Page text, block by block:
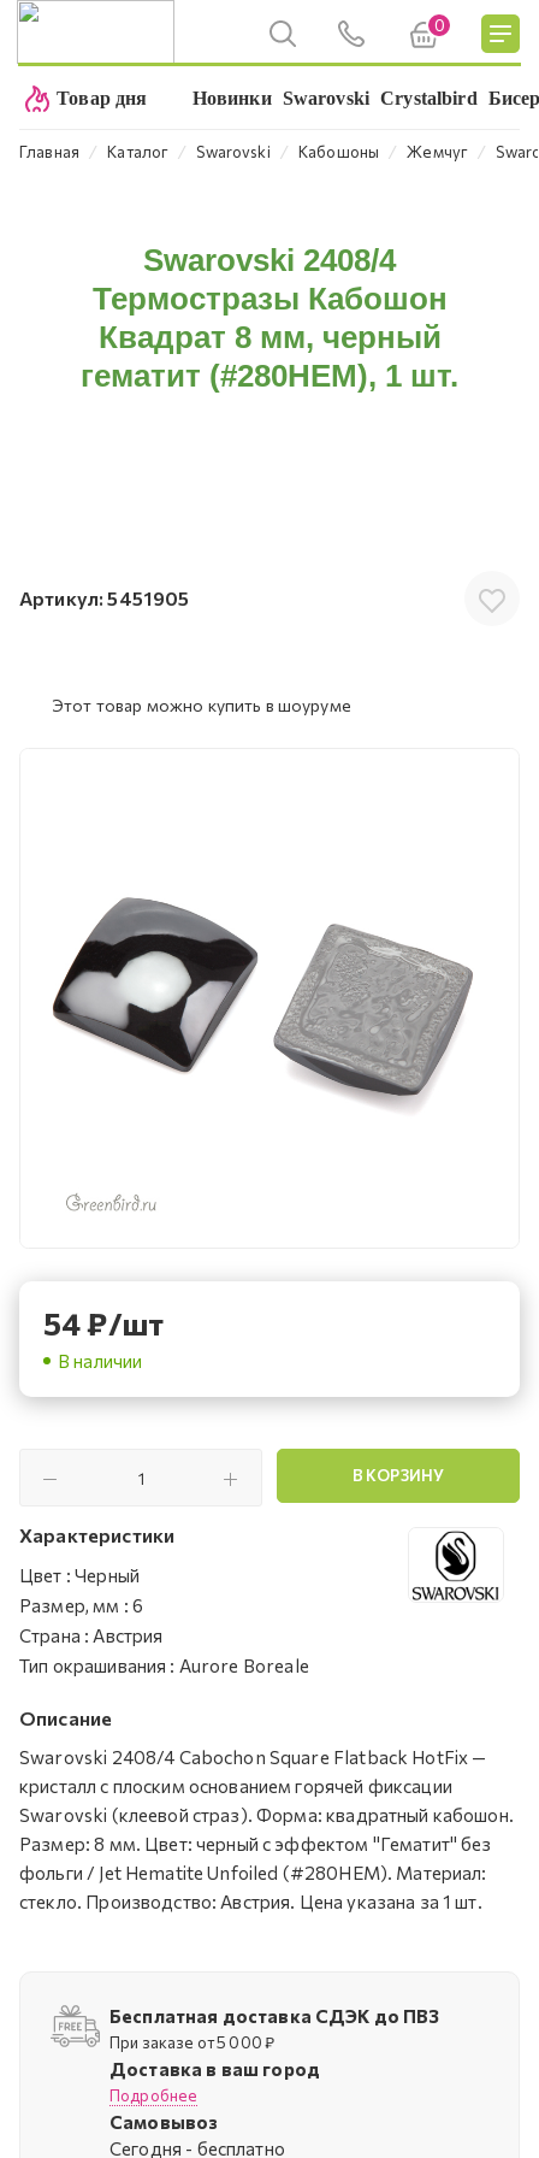
0
Товар дня Новинки Swarovski Crystalbird
Главная ⁄ Каталог ⁄ Swarovski ⁄ Кабошоны ⁄ Жемчуг ⁄
Swarovski 2408/4
Термостразы Кабошон
Квадрат 8 мм, черный
гематит (#280HEM), 1 шт.
Артикул: 5451905
Этот товар можно купить в шоуруме
54₽/шт
В наличии
В КОРЗИНУ
Характеристики
Цвет : Черный
Размер, мм : 6
Страна : Австрия
Тип окрашивания : Aurore Boreale
Описание
Swarovski 2408/4 Cabochon Square Flatback HotFix —
кристалл с плоским основанием горячей фиксации
Swarovski (клеевой страз). Форма: квадратный кабошон.
Размер: 8 мм. Цвет: черный с эффектом "Гематит" без
фольги / Jet Hematite Unfoiled (#280HEM). Материал:
стекло. Производство: Австрия. Цена указана за 1 шт.
Бесплатная доставка СДЭК до ПВЗ
При заказе от 5 000 ₽
Доставка в ваш город
Подробнее
Самовывоз
Cегодня - бесплатно